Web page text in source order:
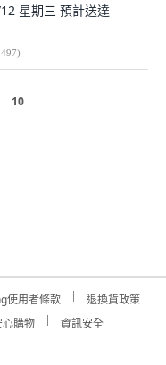
星期三 預計送達
)
10
使用者條款
退換貨政策
心購物
資訊安全